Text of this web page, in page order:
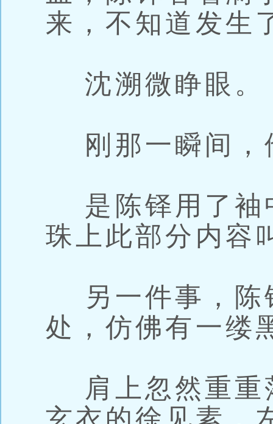
来，不知道发生
沈溯微睁眼。
刚那一瞬间，
是陈铎用了袖
珠上此部分内容
另一件事，陈
处，仿佛有一
肩上忽然重重